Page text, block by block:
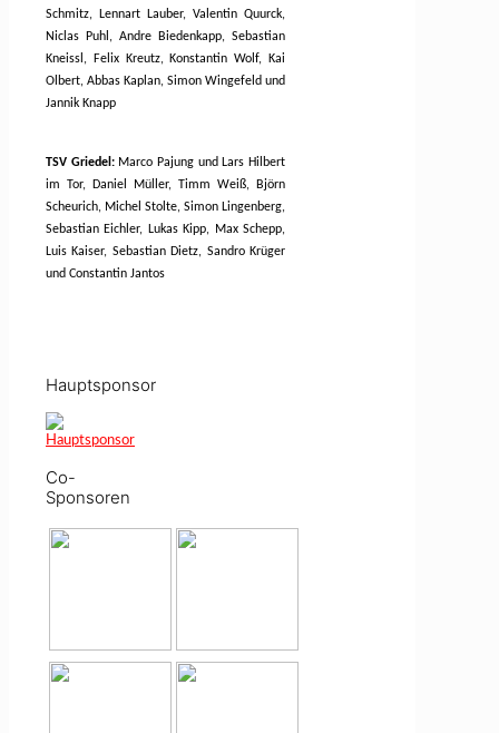
Schmitz, Lennart Lauber, Valentin Quurck,
Niclas Puhl, Andre Biedenkapp, Sebastian
Kneissl, Felix Kreutz, Konstantin Wolf, Kai
Olbert, Abbas Kaplan, Simon Wingefeld und
Jannik Knapp
TSV Griedel: Marco Pajung und Lars Hilbert
im Tor, Daniel Müller, Timm Weiß, Björn
Scheurich, Michel Stolte, Simon Lingenberg,
Sebastian Eichler, Lukas Kipp, Max Schepp,
Luis Kaiser, Sebastian Dietz, Sandro Krüger
und Constantin Jantos
Hauptsponsor
Co-
Sponsoren